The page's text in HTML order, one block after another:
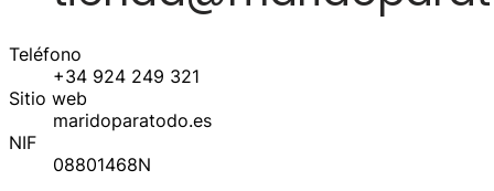
Teléfono
+34 924 249 321
Sitio web
maridoparatodo.es
NIF
08801468N